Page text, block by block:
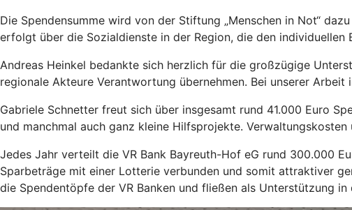
Die Spendensumme wird von der Stiftung „Menschen in Not“
erfolgt über die Sozialdienste in der Region, die den
Andreas Heinkel bedankte sich herzlich für die großzügige
regionale Akteure Verantwortung übernehmen. Bei unserer
Gabriele Schnetter freut sich über insgesamt rund 41.000 Euro
und manchmal auch ganz kleine Hilfsprojekte.
Jedes Jahr verteilt die VR Bank Bayreuth-Hof eG rund 300.000
Sparbeträge mit einer Lotterie verbunden und somit attraktiver
die Spendentöpfe der VR Banken und fließen als Unterstützung in